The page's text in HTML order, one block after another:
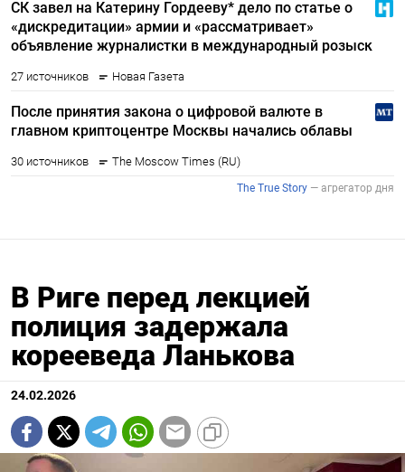
В Риге перед лекцией
полиция задержала
корееведа Ланькова
24.02.2026